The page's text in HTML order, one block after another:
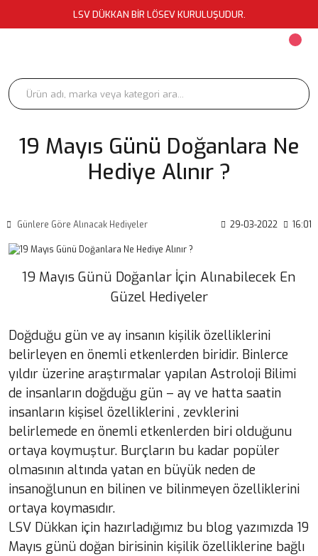
LSV DÜKKAN BİR LÖSEV KURULUŞUDUR.
19 Mayıs Günü Doğanlara Ne
Hediye Alınır ?
Günlere Göre Alınacak Hediyeler 29-03-2022 16:01
19 Mayıs Günü Doğanlar İçin Alınabilecek En
Güzel Hediyeler
Doğduğu gün ve ay insanın kişilik özelliklerini
belirleyen en önemli etkenlerden biridir. Binlerce
yıldır üzerine araştırmalar yapılan Astroloji Bilimi
de insanların doğduğu gün – ay ve hatta saatin
insanların kişisel özelliklerini , zevklerini
belirlemede en önemli etkenlerden biri olduğunu
ortaya koymuştur. Burçların bu kadar popüler
olmasının altında yatan en büyük neden de
insanoğlunun en bilinen ve bilinmeyen özelliklerini
ortaya koymasıdır.
LSV Dükkan için hazırladığımız bu blog yazımızda 19
Mayıs günü doğan birisinin kişilik özelliklerine bağlı